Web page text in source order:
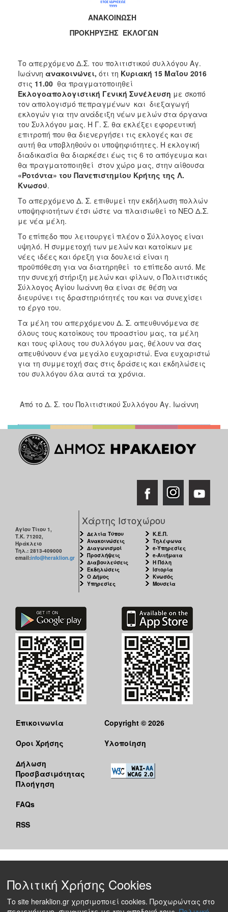
ΤΟΠΟΣ
ΔΗΜΟΣ
ΑΝΘΕΚΤΙΚΗ
ΠΟΛΗ
ΑΝΑΚΟΙΝΩΣΗ
ΠΡΟΚΗΡΥΞΗΣ ΕΚΛΟΓΩΝ
Το απερχόμενο Δ.Σ. του πολιτιστικού συλλόγου Αγ.
Ιωάννη ανακοινώνει, ότι τη Κυριακή 15 Μαΐου 2016
στις 11.00 θα πραγματοποιηθεί
Εκλογοαπολογιστική Γενική Συνέλευση με σκοπό
τον απολογισμό πεπραγμένων και διεξαγωγή
εκλογών για την ανάδειξη νέων μελών στα όργανα
του Συλλόγου μας. Η Γ. Σ. θα εκλέξει εφορευτική
επιτροπή που θα διενεργήσει τις εκλογές και σε
αυτή θα υποβληθούν οι υποψηφιότητες. Η εκλογική
διαδικασία θα διαρκέσει έως τις 6 το απόγευμα και
θα πραγματοποιηθεί στον χώρο μας, στην αίθουσα
«Ροτόντα» του Πανεπιστημίου Κρήτης της Λ.
Κνωσού.
Το απερχόμενο Δ. Σ. επιθυμεί την εκδήλωση πολλών
υποψηφιοτήτων έτσι ώστε να πλαισιωθεί το ΝΕΟ Δ.Σ.
με νέα μέλη.
Το επίπεδο που λειτουργεί πλέον ο Σύλλογος είναι
υψηλό. Η συμμετοχή των μελών και κατοίκων με
νέες ιδέες και όρεξη για δουλειά είναι η
προϋπόθεση για να διατηρηθεί το επίπεδο αυτό. Με
την συνεχή στήριξη μελών και φίλων, ο Πολιτιστικός
Σύλλογος Αγίου Ιωάννη θα είναι σε θέση να
διευρύνει τις δραστηριότητές του και να συνεχίσει
το έργο του.
Τα μέλη του απερχόμενου Δ. Σ. απευθυνόμενα σε
όλους τους κατοίκους του προαστίου μας, τα μέλη
και τους φίλους του συλλόγου μας, θέλουν να σας
απευθύνουν ένα μεγάλο ευχαριστώ. Ένα ευχαριστώ
για τη συμμετοχή σας στις δράσεις και εκδηλώσεις
του συλλόγου όλα αυτά τα χρόνια.
Από το Δ. Σ. του Πολιτιστικού Συλλόγου Αγ. Ιωάννη
Αγίου Τίτου 1,
Τ.Κ. 71202,
Ηράκλειο
Τηλ.: 2813-409000
email:info@heraklion.gr
Χάρτης Ιστοχώρου
Δελτία Τύπου
Ανακοινώσεις
Διαγωνισμοί
Προσλήψεις
Διαβουλεύσεις
Εκδηλώσεις
Ο Δήμος
Υπηρεσίες
Κ.Ε.Π.
Τηλέφωνα
e-Υπηρεσίες
e-Αιτήματα
Η Πόλη
Ιστορία
Κνωσός
Μουσεία
Επικοινωνία
Όροι Χρήσης
Δήλωση
Προσβασιμότητας
Πλοήγηση
FAQs
RSS
Copyright © 2026
Υλοποίηση
Πολιτική Χρήσης Cookies
Το site heraklion.gr χρησιμοποιεί cookies. Προχωρώντας στο